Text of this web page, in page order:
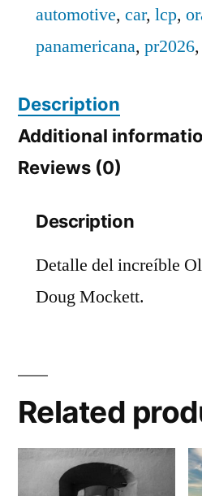
quantity
automotive, car, lcp,
panamericana, pr2026,
Description
Additional
Reviews (0)
Description
Detalle del increíble
Doug Mockett.
Related